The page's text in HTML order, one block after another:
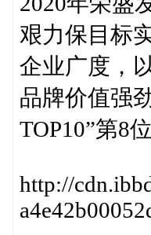
艰力保目标
企业广度，
品牌价值强
TOP10”第8位
http://